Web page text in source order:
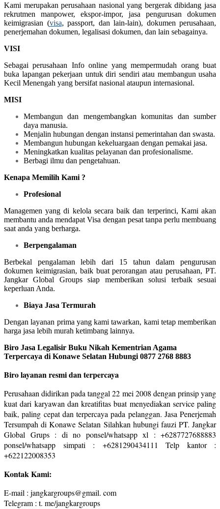
Kami merupakan perusahaan nasional yang bergerak dibidang jasa
rekrutmen manpower, ekspor-impor, jasa pengurusan dokumen
keimigrasian (visa, passport, dan lain-lain), dokumen perusahaan,
penerjemahan dokumen, legalisasi dokumen, dan lain sebagainya.
VISI
Sebagai perusahaan Info online yang mempermudah orang buat
buka lapangan pekerjaan untuk diri sendiri atau membangun usaha
Kecil Menengah yang bersifat nasional ataupun internasional.
MISI
Membangun dan mengembangkan komunitas dan sumber
daya manusia.
Menjalin hubungan dengan instansi pemerintahan dan swasta.
Membangun hubungan kekeluargaan dengan pemakai jasa.
Meningkatkan kualitas pelayanan dan profesionalisme.
Berbagi ilmu dan pengetahuan.
Kenapa Memilih Kami ?
Profesional
Managemen yang di kelola secara baik dan terperinci, Kami akan
membantu anda mendapat Visa dengan pesat tanpa perlu membuang
saat anda yang berharga.
Berpengalaman
Berbekal pengalaman lebih dari 15 tahun dalam pengurusan
dokumen keimigrasian, baik buat perorangan atau perusahaan, PT.
Jangkar Global Groups siap memberikan solusi terbaik sesuai
keperluan Anda.
Biaya Jasa Termurah
Dengan layanan prima yang kami tawarkan, kami tetap memberikan
harga jasa lebih murah ketimbang lainnya.
Biro Jasa Legalisir Buku Nikah Kementrian Agama
Terpercaya di Konawe Selatan Hubungi 0877 2768 8883
Biro layanan resmi dan terpercaya
Perusahaan didirikan pada tanggal 22 mei 2008 dengan prinsip yang
kuat dari karyawan dan kreatifitas buat menyediakan service paling
baik, paling cepat dan terpercaya pada pelanggan. Jasa Penerjemah
Tersumpah di Konawe Selatan Silahkan hubungi fauzi PT. Jangkar
Global Grups : di no ponsel/whatsapp xl : +6287727688883
ponsel/whatsapp simpati : +6281290434111 Telp kantor :
+622122008353
Kontak Kami:
E-mail : jangkargroups@gmail. com
Telegram : t. me/jangkargroups